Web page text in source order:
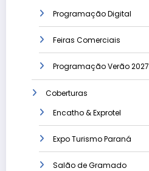
Programação Digital
Feiras Comerciais
Programação Verão 2027
Coberturas
Encatho & Exprotel
Expo Turismo Paraná
Salão de Gramado